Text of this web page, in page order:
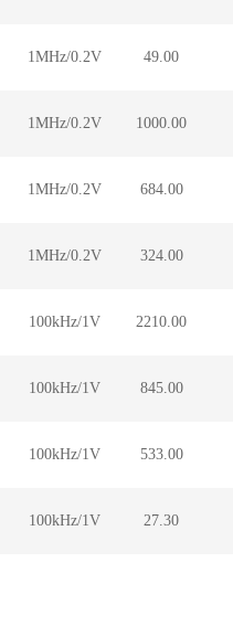
1MHz/0.2V 49.00
1MHz/0.2V 1000.00
1MHz/0.2V 684.00
1MHz/0.2V 324.00
100kHz/1V 2210.00
100kHz/1V 845.00
100kHz/1V 533.00
100kHz/1V 27.30